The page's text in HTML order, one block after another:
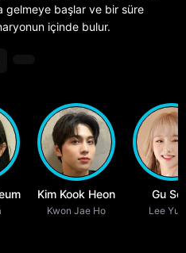
gelmeye başlar ve bir süre
içinde bulur.
Kim Kook Heon
Kwon Jae Ho
Gu
Lee Yu